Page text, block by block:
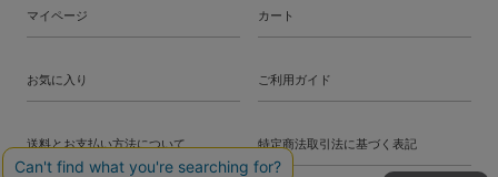
マイページ カート
お気に入り ご利用ガイド
送料とお支払い方法について 特定商法取引法に基づく表記